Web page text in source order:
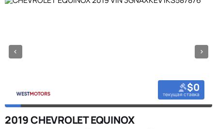
$0
текущая ставка
2019 CHEVROLET EQUINOX